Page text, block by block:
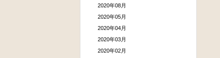
2020年08月
2020年05月
2020年04月
2020年03月
2020年02月